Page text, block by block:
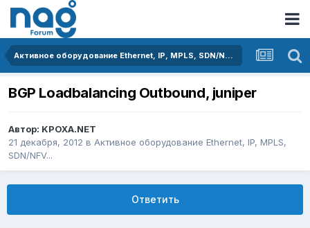
Активное оборудование Ethernet, IP, MPLS, SDN/NFV...
BGP Loadbalancing Outbound, juniper
Автор: KPOXA.NET
21 декабря, 2012 в Активное оборудование Ethernet, IP, MPLS,
SDN/NFV...
Ответить